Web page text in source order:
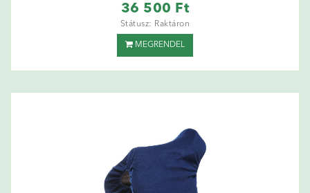
36 500 Ft
Státusz: Raktáron
MEGRENDEL